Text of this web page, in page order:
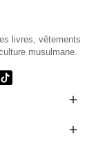
livres, vêtements
musulmane.

